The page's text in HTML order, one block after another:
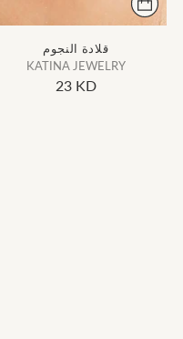
قلادة النجوم
KATINA JEWELRY
23 KD